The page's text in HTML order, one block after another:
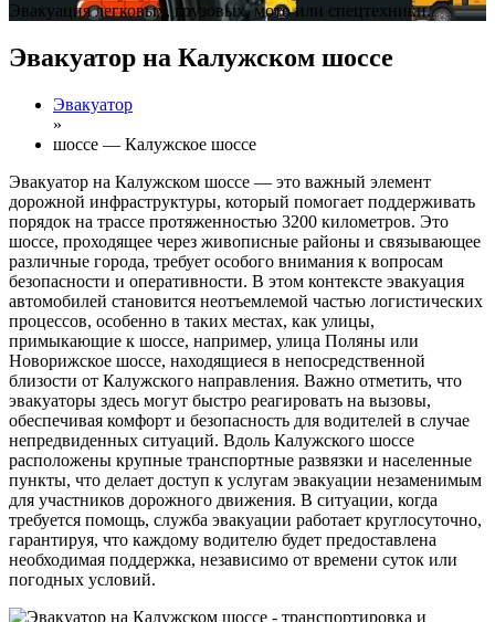
Эвакуация легковых, грузовых, мото или спецтехники.
Эвакуатор на Калужском шоссе
Эвакуатор
»
шоссе — Калужское шоссе
Эвакуатор на Калужском шоссе — это важный элемент
дорожной инфраструктуры, который помогает поддерживать
порядок на трассе протяженностью 3200 километров. Это
шоссе, проходящее через живописные районы и связывающее
различные города, требует особого внимания к вопросам
безопасности и оперативности. В этом контексте эвакуация
автомобилей становится неотъемлемой частью логистических
процессов, особенно в таких местах, как улицы,
примыкающие к шоссе, например, улица Поляны или
Новорижское шоссе, находящиеся в непосредственной
близости от Калужского направления. Важно отметить, что
эвакуаторы здесь могут быстро реагировать на вызовы,
обеспечивая комфорт и безопасность для водителей в случае
непредвиденных ситуаций. Вдоль Калужского шоссе
расположены крупные транспортные развязки и населенные
пункты, что делает доступ к услугам эвакуации незаменимым
для участников дорожного движения. В ситуации, когда
требуется помощь, служба эвакуации работает круглосуточно,
гарантируя, что каждому водителю будет предоставлена
необходимая поддержка, независимо от времени суток или
погодных условий.